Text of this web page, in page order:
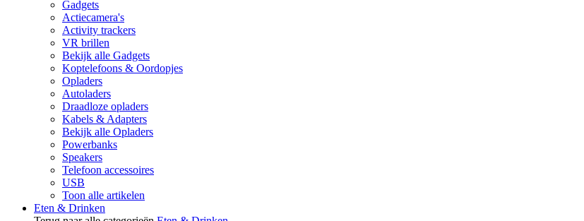
Gadgets
Actiecamera's
Activity trackers
VR brillen
Bekijk alle Gadgets
Koptelefoons & Oordopjes
Opladers
Autoladers
Draadloze opladers
Kabels & Adapters
Bekijk alle Opladers
Powerbanks
Speakers
Telefoon accessoires
USB
Toon alle artikelen
Eten & Drinken